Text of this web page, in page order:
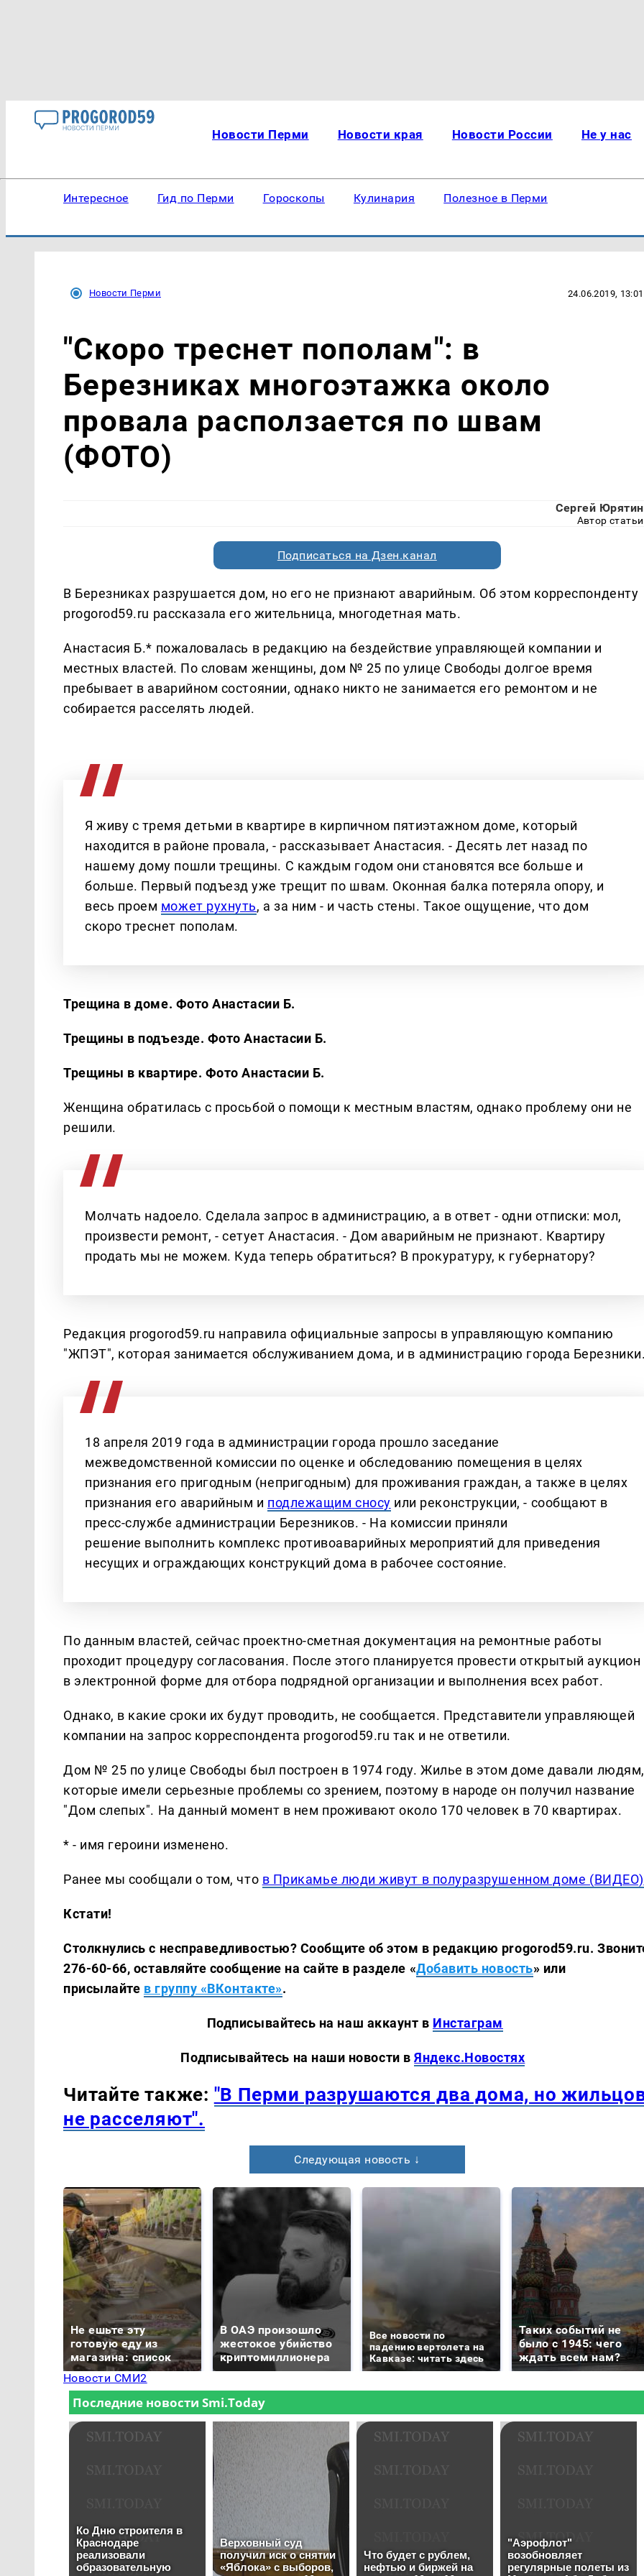
Новости Перми Новости края Новости России Не у нас
Интересное Гид по Перми Гороскопы Кулинария Полезное в Перми
Новости Перми 24.06.2019, 13:01
"Скоро треснет пополам": в
Березниках многоэтажка около
провала расползается по швам
(ФОТО)
Сергей Юрятин
Автор статьи
Подписаться на Дзен.канал
В Березниках разрушается дом, но его не признают аварийным. Об этом корреспонденту
progorod59.ru рассказала его жительница, многодетная мать.
Анастасия Б.* пожаловалась в редакцию на бездействие управляющей компании и
местных властей. По словам женщины, дом № 25 по улице Свободы долгое время
пребывает в аварийном состоянии, однако никто не занимается его ремонтом и не
собирается расселять людей.
Я живу с тремя детьми в квартире в кирпичном пятиэтажном доме, который
находится в районе провала, - рассказывает Анастасия. - Десять лет назад по
нашему дому пошли трещины. С каждым годом они становятся все больше и
больше. Первый подъезд уже трещит по швам. Оконная балка потеряла опору, и
весь проем может рухнуть, а за ним - и часть стены. Такое ощущение, что дом
скоро треснет пополам.
Трещина в доме. Фото Анастасии Б.
Трещины в подъезде. Фото Анастасии Б.
Трещины в квартире. Фото Анастасии Б.
Женщина обратилась с просьбой о помощи к местным властям, однако проблему они не
решили.
Молчать надоело. Сделала запрос в администрацию, а в ответ - одни отписки: мол,
произвести ремонт, - сетует Анастасия. - Дом аварийным не признают. Квартиру
продать мы не можем. Куда теперь обратиться? В прокуратуру, к губернатору?
Редакция progorod59.ru направила официальные запросы в управляющую компанию
"ЖПЭТ", которая занимается обслуживанием дома, и в администрацию города
18 апреля 2019 года в администрации города прошло заседание
межведомственной комиссии по оценке и обследованию помещения в целях
признания его пригодным (непригодным) для проживания граждан, а также в целях
признания его аварийным и подлежащим сносу или реконструкции, - сообщают в
пресс-службе администрации Березников. - На комиссии приняли
решение выполнить комплекс противоаварийных мероприятий для приведения
несущих и ограждающих конструкций дома в рабочее состояние.
По данным властей, сейчас проектно-сметная документация на ремонтные работы
проходит процедуру согласования. После этого планируется провести открытый аукцион
в электронной форме для отбора подрядной организации и выполнения всех работ.
Однако, в какие сроки их будут проводить, не сообщается. Представители управляющей
компании на запрос корреспондента progorod59.ru так и не ответили.
Дом № 25 по улице Свободы был построен в 1974 году. Жилье в этом доме давали людям,
которые имели серьезные проблемы со зрением, поэтому в народе он получил название
"Дом слепых". На данный момент в нем проживают около 170 человек в 70 квартирах.
* - имя героини изменено.
Ранее мы сообщали о том, что в Прикамье люди живут в полуразрушенном доме (ВИДЕО)
Кстати!
Столкнулись с несправедливостью? Сообщите об этом в редакцию progorod59.ru.
276-60-66, оставляйте сообщение на сайте в разделе «Добавить новость» или
присылайте в группу «ВКонтакте».
Подписывайтесь на наш аккаунт в Инстаграм
Подписывайтесь на наши новости вЯндекс.Новостях
Читайте также: "В Перми разрушаются два дома, но
не расселяют".
Следующая новость ↓
Не ешьте эту
готовую еду из
магазина: список
В ОАЭ произошло
жестокое убийство
криптомиллионера
Все новости по
падению вертолета на
Кавказе: читать здесь
Таких событий не
было с 1945: чего
ждать всем нам?
Новости СМИ2